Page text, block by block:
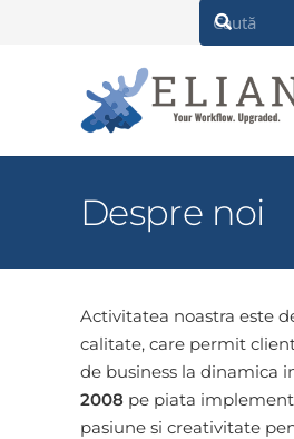
Despre noi
Activitatea noastra este
calitate, care permit
de business la dinamica
2008 pe piata
pasiune si creativitate